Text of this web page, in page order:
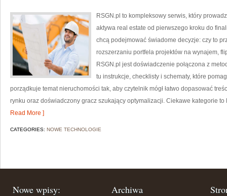
RSGN.pl to kompleksowy serwis, który
aktywa real estate od pierwszego kroku do
chcą podejmować świadome decyzje: czy to
rozszerzaniu portfela projektów na wynajem,
RSGN.pl jest doświadczenie połączona z
tu instrukcje, checklisty i schematy, które
porządkuje temat nieruchomości tak, aby czytelnik mógł łatwo dopasować
rynku oraz doświadczony gracz szukający optymalizacji. Ciekawe kategorie
Read More ]
CATEGORIES: NOWE TECHNOLOGIE
Nowe wpisy: Archiwa